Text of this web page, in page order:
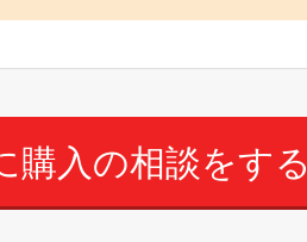
購入の相談をする